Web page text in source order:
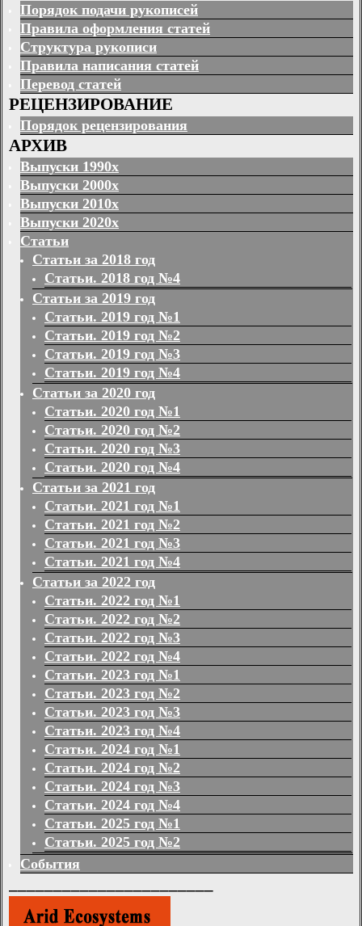
Порядок подачи рукописей
Правила оформления статей
Структура рукописи
Правила написания статей
Перевод статей
РЕЦЕНЗИРОВАНИЕ
Порядок рецензирования
АРХИВ
Выпуски 1990х
Выпуски 2000х
Выпуски 2010х
Выпуски 2020х
Статьи
Статьи за 2018 год
Статьи. 2018 год №4
Статьи за 2019 год
Статьи. 2019 год №1
Статьи. 2019 год №2
Статьи. 2019 год №3
Статьи. 2019 год №4
Статьи за 2020 год
Статьи. 2020 год №1
Статьи. 2020 год №2
Статьи. 2020 год №3
Статьи. 2020 год №4
Статьи за 2021 год
Статьи. 2021 год №1
Статьи. 2021 год №2
Статьи. 2021 год №3
Статьи. 2021 год №4
Статьи за 2022 год
Статьи. 2022 год №1
Статьи. 2022 год №2
Статьи. 2022 год №3
Статьи. 2022 год №4
Статьи. 2023 год №1
Статьи. 2023 год №2
Статьи. 2023 год №3
Статьи. 2023 год №4
Статьи. 2024 год №1
Статьи. 2024 год №2
Статьи. 2024 год №3
Статьи. 2024 год №4
Статьи. 2025 год №1
Статьи. 2025 год №2
События